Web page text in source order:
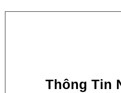
Thông Tin